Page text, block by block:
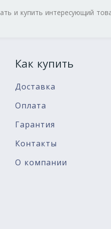
и купить интересующий
Как купить
Доставка
Оплата
Гарантия
Контакты
О компании